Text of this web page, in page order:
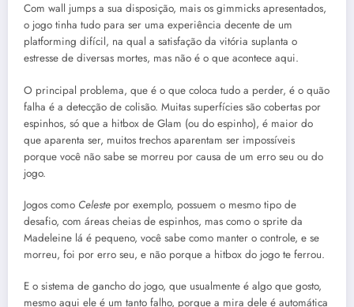
Com wall jumps a sua disposição, mais os gimmicks apresentados,
o jogo tinha tudo para ser uma experiência decente de um
platforming difícil, na qual a satisfação da vitória suplanta o
estresse de diversas mortes, mas não é o que acontece aqui.
O principal problema, que é o que coloca tudo a perder, é o quão
falha é a detecção de colisão. Muitas superfícies são cobertas por
espinhos, só que a hitbox de Glam (ou do espinho), é maior do
que aparenta ser, muitos trechos aparentam ser impossíveis
porque você não sabe se morreu por causa de um erro seu ou do
jogo.
Jogos como Celeste por exemplo, possuem o mesmo tipo de
desafio, com áreas cheias de espinhos, mas como o sprite da
Madeleine lá é pequeno, você sabe como manter o controle, e se
morreu, foi por erro seu, e não porque a hitbox do jogo te ferrou.
E o sistema de gancho do jogo, que usualmente é algo que gosto,
mesmo aqui ele é um tanto falho, porque a mira dele é automática